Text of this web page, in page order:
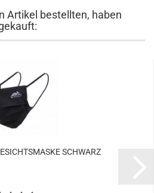
Artikel bestellten, haben
SCHWARZ